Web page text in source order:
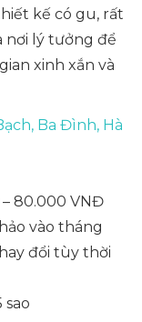
kế có gu, rất
nơi lý tưởng để
xinh xắn và
Ba Đình, Hà
80.000 VNĐ
vào tháng
đổi tùy thời
sao